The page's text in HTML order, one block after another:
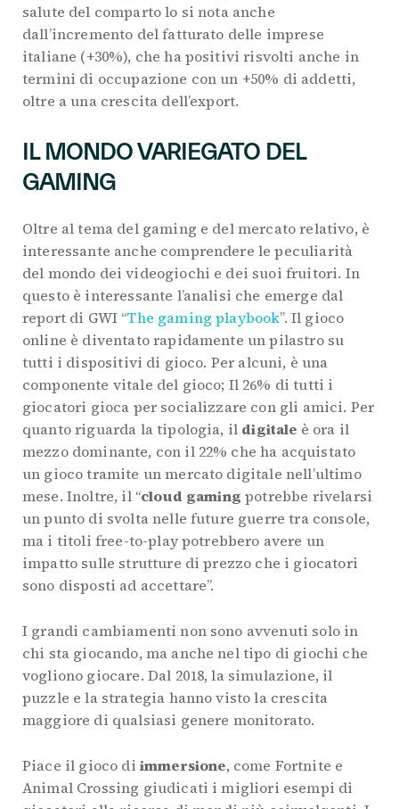
salute del comparto lo si nota anche
dall’incremento del fatturato delle imprese
italiane (+30%), che ha positivi risvolti anche in
termini di occupazione con un +50% di addetti,
oltre a una crescita dell’export.
IL MONDO VARIEGATO DEL
GAMING
Oltre al tema del gaming e del mercato relativo, è
interessante anche comprendere le peculiarità
del mondo dei videogiochi e dei suoi fruitori. In
questo è interessante l’analisi che emerge dal
report di GWI “The gaming playbook”. Il gioco
online è diventato rapidamente un pilastro su
tutti i dispositivi di gioco. Per alcuni, è una
componente vitale del gioco; Il 26% di tutti i
giocatori gioca per socializzare con gli amici. Per
quanto riguarda la tipologia, il digitale è ora il
mezzo dominante, con il 22% che ha acquistato
un gioco tramite un mercato digitale nell’ultimo
mese. Inoltre, il “cloud gaming potrebbe rivelarsi
un punto di svolta nelle future guerre tra console,
ma i titoli free-to-play potrebbero avere un
impatto sulle strutture di prezzo che i giocatori
sono disposti ad accettare”.
I grandi cambiamenti non sono avvenuti solo in
chi sta giocando, ma anche nel tipo di giochi che
vogliono giocare. Dal 2018, la simulazione, il
puzzle e la strategia hanno visto la crescita
maggiore di qualsiasi genere monitorato.
Piace il gioco di immersione, come Fortnite e
Animal Crossing giudicati i migliori esempi di